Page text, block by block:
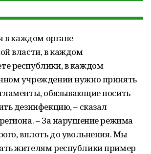
в каждом органе
власти, в каждом
республики, в каждом
учреждении нужно принять
обязывающие носить
дезинфекцию, – сказал
– За нарушение режима
вплоть до увольнения. Мы
жителям республики пример